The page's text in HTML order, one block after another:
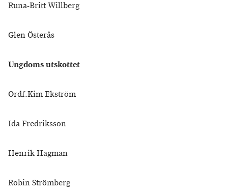
Runa-Britt Willberg
Glen Österås
Ungdoms utskottet
Ordf.Kim Ekström
Ida Fredriksson
Henrik Hagman
Robin Strömberg